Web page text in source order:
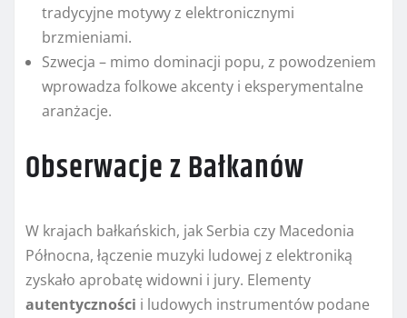
tradycyjne motywy z elektronicznymi
brzmieniami.
Szwecja – mimo dominacji popu, z powodzeniem
wprowadza folkowe akcenty i eksperymentalne
aranżacje.
Obserwacje z Bałkanów
W krajach bałkańskich, jak Serbia czy Macedonia
Północna, łączenie muzyki ludowej z elektroniką
zyskało aprobatę widowni i jury. Elementy
autentyczności i ludowych instrumentów podane